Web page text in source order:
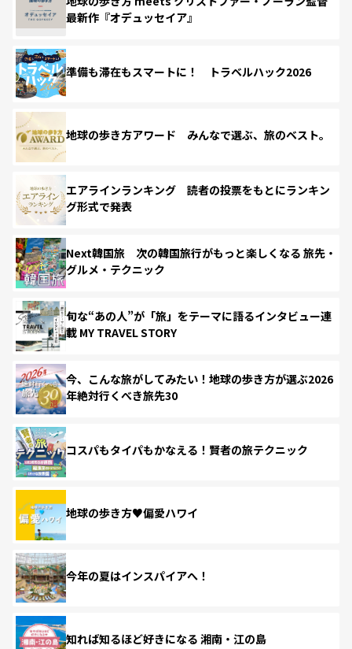
最新作『オデュッセイア』
準備も滞在もスマートに！ トラベルハック2026
地球の歩き方アワード みんなで選ぶ、旅のベスト。
エアラインランキング 読者の投票をもとにランキン
グ形式で発表
Next韓国旅 次の韓国旅行がもっと楽しくなる 旅先・
グルメ・テクニック
旬な“あの人”が「旅」をテーマに語るインタビュー連
載 MY TRAVEL STORY
今、こんな旅がしてみたい！地球の歩き方が選ぶ2026
年絶対行くべき旅先30
コスパもタイパもかなえる！賢者の旅テクニック
地球の歩き方♥偏愛ハワイ
今年の夏はインスパイアへ！
知れば知るほど好きになる 湘南・江の島